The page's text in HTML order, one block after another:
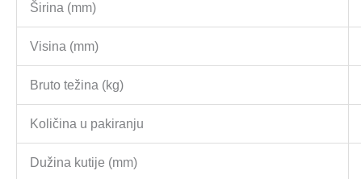
Širina (mm)
Visina (mm)
Bruto težina (kg)
Količina u pakiranju
Dužina kutije (mm)